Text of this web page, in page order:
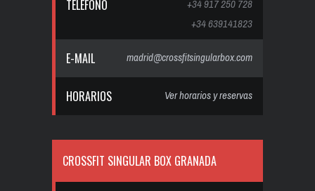
TELÉFONO
+34 917 250 728
+34 639141823
E-MAIL madrid@crossfitsingularbox.com
HORARIOS Ver horarios y reservas
CROSSFIT SINGULAR BOX GRANADA